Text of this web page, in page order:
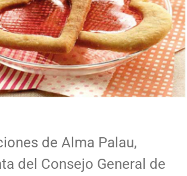
de Alma Palau,
del Consejo General de